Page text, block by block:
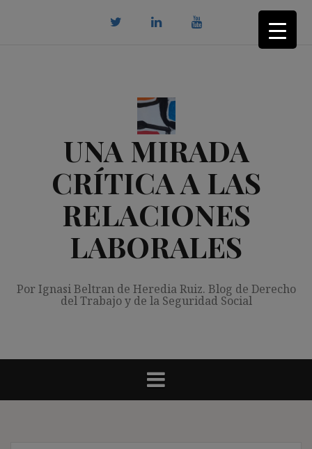
UNA MIRADA
CRÍTICA A LAS
RELACIONES
LABORALES
Por Ignasi Beltran de Heredia Ruiz. Blog de Derecho
del Trabajo y de la Seguridad Social